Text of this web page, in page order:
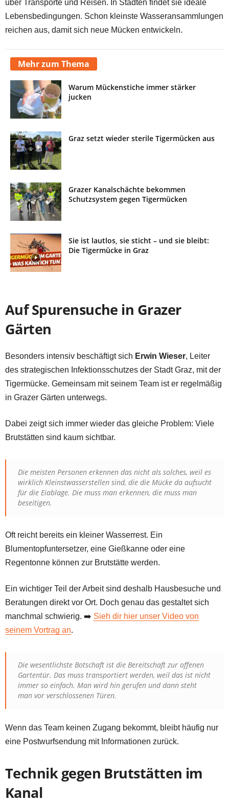
über Transporte und Reisen. In Städten findet sie ideale
Lebensbedingungen. Schon kleinste Wasseransammlungen
reichen aus, damit sich neue Mücken entwickeln.
Mehr zum Thema
Warum Mückenstiche immer stärker
jucken
Graz setzt wieder sterile Tigermücken aus
Grazer Kanalschächte bekommen
Schutzsystem gegen Tigermücken
Sie ist lautlos, sie sticht – und sie bleibt:
Die Tigermücke in Graz
Auf Spurensuche in Grazer
Gärten
Besonders intensiv beschäftigt sich Erwin Wieser, Leiter
des strategischen Infektionsschutzes der Stadt Graz, mit der
Tigermücke. Gemeinsam mit seinem Team ist er regelmäßig
in Grazer Gärten unterwegs.
Dabei zeigt sich immer wieder das gleiche Problem: Viele
Brutstätten sind kaum sichtbar.
Die meisten Personen erkennen das nicht als solches, weil es
wirklich Kleinstwasserstellen sind, die die Mücke da aufsucht
für die Eiablage. Die muss man erkennen, die muss man
beseitigen.
Oft reicht bereits ein kleiner Wasserrest. Ein
Blumentopfuntersetzer, eine Gießkanne oder eine
Regentonne können zur Brutstätte werden.
Ein wichtiger Teil der Arbeit sind deshalb Hausbesuche und
Beratungen direkt vor Ort. Doch genau das gestaltet sich
manchmal schwierig. ➡️ Sieh dir hier unser Video von
seinem Vortrag an.
Die wesentlichste Botschaft ist die Bereitschaft zur offenen
Gartentür. Das muss transportiert werden, weil das ist nicht
immer so einfach. Man wird hin gerufen und dann steht
man vor verschlossenen Türen.
Wenn das Team keinen Zugang bekommt, bleibt häufig nur
eine Postwurfsendung mit Informationen zurück.
Technik gegen Brutstätten im
Kanal